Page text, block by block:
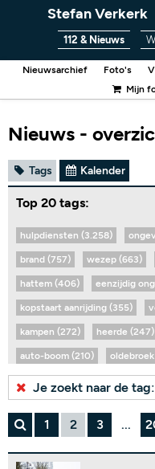
Stefan Verkerk
112 & Nieuws
Nieuwsarchief Foto's
Mijn
Nieuws -
Tags Kalender
Top 20 tags:
hulpdiensten (3.258)
brand (757) wezep (663)
hattem (406) eenzijdig
kopstaart aanrijding (355)
kampen (272) heerde (247)
auto-boom (210)
Bekijk alle tags...
Je zoekt naar de tag:
1 2 3 ...